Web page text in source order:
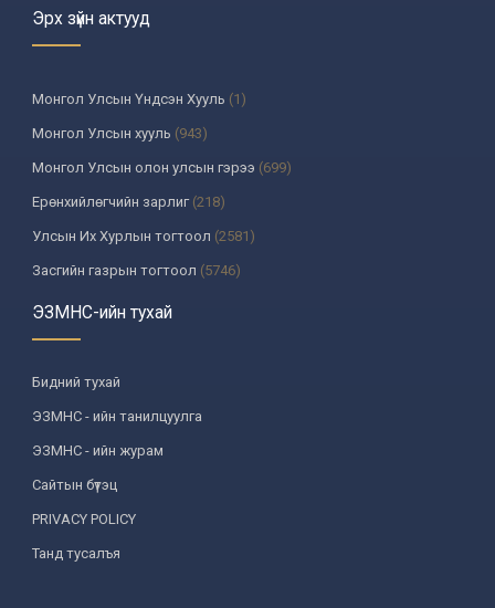
Эрх зүйн актууд
Монгол Улсын Үндсэн Хууль (1)
Монгол Улсын хууль (943)
Монгол Улсын олон улсын гэрээ (699)
Ерөнхийлөгчийн зарлиг(218)
Улсын Их Хурлын тогтоол (2581)
Засгийн газрын тогтоол (5746)
Үндсэн хуулийн цэцийн шийдвэр
Улсын дээд шүүхийн тогтоол
УИХ-аас томилогддог байгууллагын дарга, түүнтэй адилтгах
албан тушаалтны шийдвэр
Сайдын тушаал(987)
Засгийн газрын агентлагийн даргын тушаал
Хууль, хяналтын байгууллага
Төрийн зарим чиг үүргийг хууль болон гэрээний үндсэн дээр
хэрэгжүүлж буй байгууллага
ЭЗМНС-ийн тухай
Бидний тухай
ЭЗМНС - ийн танилцуулга
ЭЗМНС - ийн журам
Сайтын бүтэц
PRIVACY POLICY
Танд тусалъя